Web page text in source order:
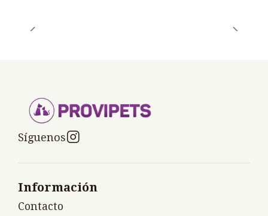
Síguenos
Información
Contacto